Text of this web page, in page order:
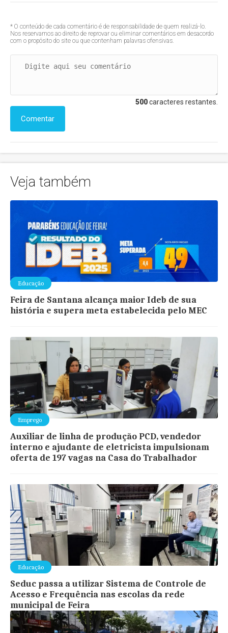
* O conteúdo de cada comentário é de responsabilidade de quem realizá-lo.
Nos reservamos ao direito de reprovar ou eliminar comentários em desacordo
com o propósito do site ou que contenham palavras ofensivas.
500caracteres restantes.
Comentar
Veja também
Educação
Feira de Santana alcança maior Ideb de sua
história e supera meta estabelecida pelo MEC
Emprego
Auxiliar de linha de produção PCD, vendedor
interno e ajudante de eletricista impulsionam
oferta de 197 vagas na Casa do Trabalhador
Educação
Seduc passa a utilizar Sistema de Controle de
Acesso e Frequência nas escolas da rede
municipal de Feira